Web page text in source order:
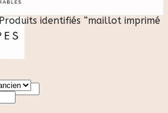
identifiés “maillot imprimé